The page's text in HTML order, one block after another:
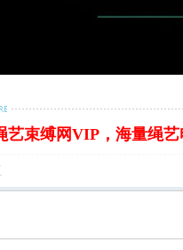
艺束缚网VIP，海量绳